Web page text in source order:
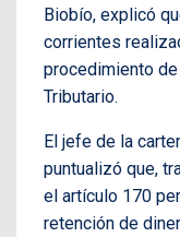
Biobío, explicó
corrientes
procedimiento
Tributario.
El jefe de la
puntualizó que,
el artículo 170
retención de